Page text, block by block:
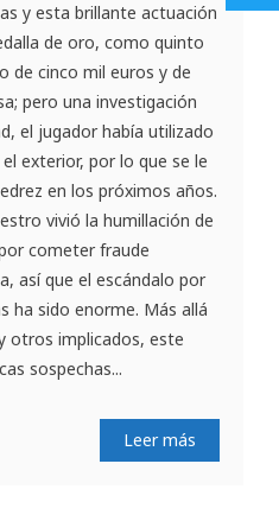
y esta brillante actuación
de oro, como quinto
de cinco mil euros y de
pero una investigación
el jugador había utilizado
exterior, por lo que se le
en los próximos años.
vivió la humillación de
cometer fraude
así que el escándalo por
ha sido enorme. Más allá
otros implicados, este
sospechas...
Leer más